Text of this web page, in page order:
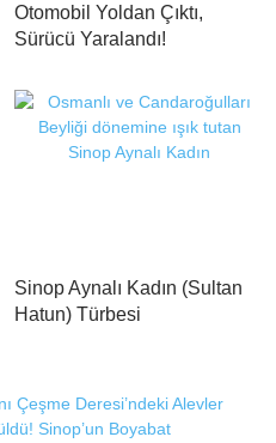
Otomobil Yoldan Çıktı,
Sürücü Yaralandı!
Sinop Aynalı Kadın (Sultan
Hatun) Türbesi